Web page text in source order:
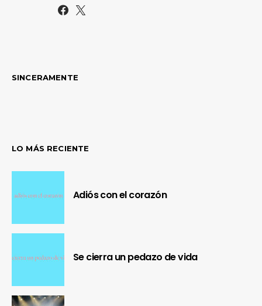
SINCERAMENTE
LO MÁS RECIENTE
Adiós con el corazón
Se cierra un pedazo de vida